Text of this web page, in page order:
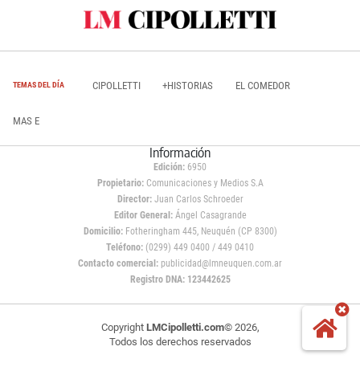
TEMAS DEL DÍA CIPOLLETTI +HISTORIAS EL COMEDOR
MAS E
Información
Edición: 6950
Propietario:Comunicaciones y Medios S.A
Director: Juan Carlos Schroeder
Editor General:Ángel Casagrande
Domicilio:Fotheringham 445, Neuquén (CP 8300)
Teléfono: (0299) 449 0400 / 449 0410
Contacto comercial: publicidad@lmneuquen.com.ar
Registro DNA: 123442625
Copyright LMCipolletti.com© 2026,
Todos los derechos reservados